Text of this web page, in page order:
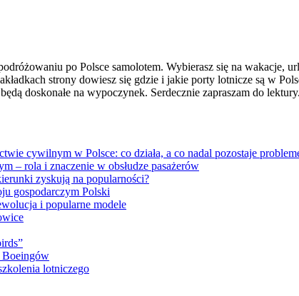
po Polsce samolotem. Wybierasz się na
strony dowiesz się gdzie i jakie porty lotnicze są w
doskonałe na wypoczynek. Serdecznie zapraszam do lektury.
cywilnym w Polsce: co działa, a co nadal pozostaje
– rola i znaczenie w obsłudze pasażerów
zyskują na popularności?
gospodarczym Polski
i popularne modele
Boeingów
lotniczego